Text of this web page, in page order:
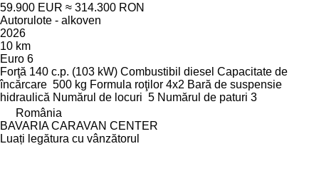
59.900 EUR ≈ 314.300 RON
Autorulote - alkoven
2026
10 km
Euro 6
Forţă 140 c.p. (103 kW) Combustibil diesel Capacitate de
încărcare 500 kg Formula roţilor 4x2 Bară de suspensie
hidraulică Numărul de locuri 5 Numărul de paturi 3
România
BAVARIA CARAVAN CENTER
Luați legătura cu vânzătorul